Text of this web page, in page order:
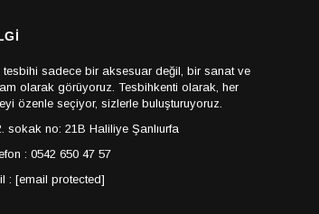
tesbihi sadece bir aksesuar değil, bir sanat ve
olarak görüyoruz. Tesbihkenti olarak, her
özenle seçiyor, sizlerle buluşturuyoruz.
sokak no: 21B Haliliye Şanlıurfa
: 0542 650 47 57
: [email protected]